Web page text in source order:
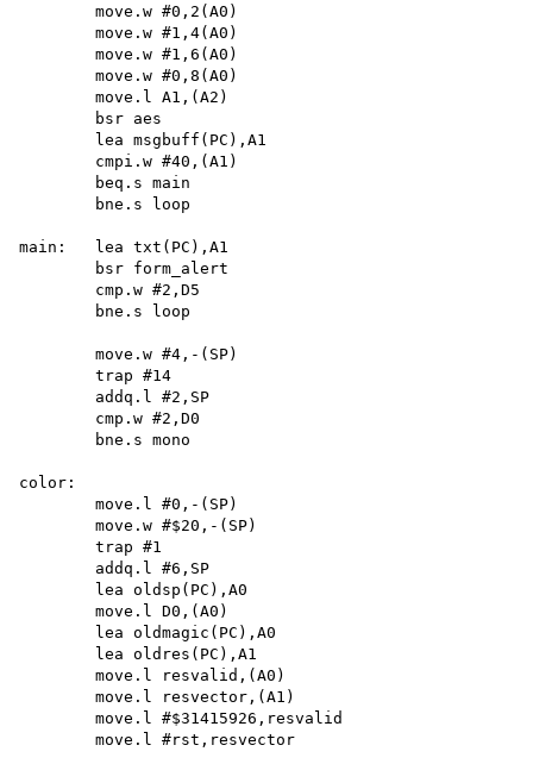
        move.w #0,2(A0)
        move.w #1,4(A0)
        move.w #1,6(A0)
        move.w #0,8(A0)
        move.l A1,(A2)
        bsr aes
        lea msgbuff(PC),A1
        cmpi.w #40,(A1)
        beq.s main
        bne.s loop
main:   lea txt(PC),A1
        bsr form_alert
        cmp.w #2,D5
        bne.s loop
        move.w #4,-(SP)
        trap #14
        addq.l #2,SP
        cmp.w #2,D0
        bne.s mono
color:
        move.l #0,-(SP)
        move.w #$20,-(SP)
        trap #1
        addq.l #6,SP
        lea oldsp(PC),A0
        move.l D0,(A0)
        lea oldmagic(PC),A0
        lea oldres(PC),A1
        move.l resvalid,(A0)
        move.l resvector,(A1)
        move.l #$31415926,resvalid
        move.l #rst,resvector